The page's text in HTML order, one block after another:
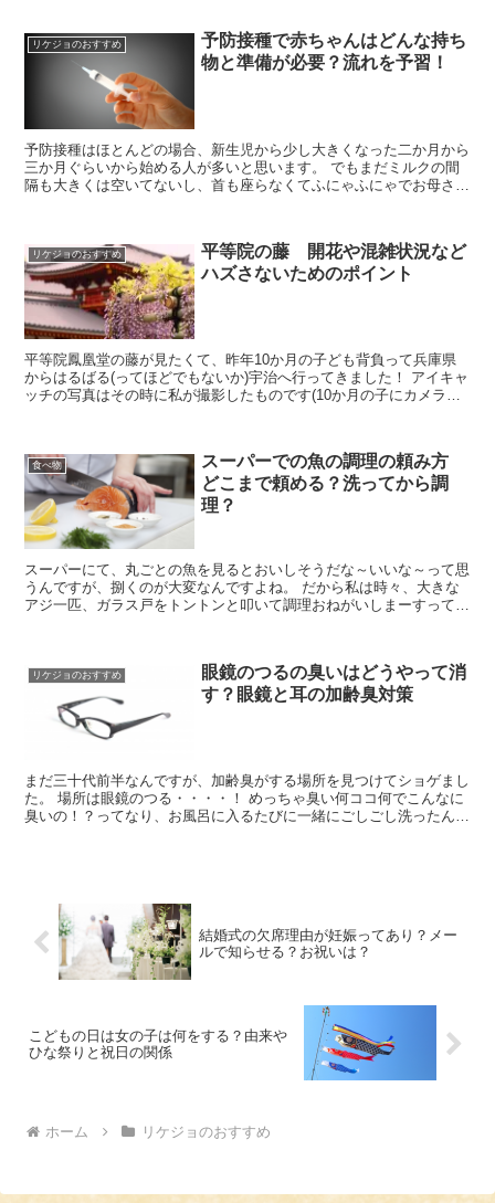
リケジョのおすすめ
予防接種で赤ちゃんはどんな持ち
物と準備が必要？流れを予習！
予防接種はほとんどの場合、新生児から少し大きくなった二か月から
三か月ぐらいから始める人が多いと思います。 でもまだミルクの間
隔も大きくは空いてないし、首も座らなくてふにゃふにゃでお母さん
リケジョのおすすめ
平等院の藤 開花や混雑状況など
ハズさないためのポイント
平等院鳳凰堂の藤が見たくて、昨年10か月の子ども背負って兵庫県
からはるばる(ってほどでもないか)宇治へ行ってきました！ アイキャ
ッチの写真はその時に私が撮影したものです(10か月の子にカメラの
食べ物
スーパーでの魚の調理の頼み方
どこまで頼める？洗ってから調
理？
スーパーにて、丸ごとの魚を見るとおいしそうだな～いいな～って思
うんですが、捌くのが大変なんですよね。 だから私は時々、大きな
アジ一匹、ガラス戸をトントンと叩いて調理おねがいしまーすって声
リケジョのおすすめ
眼鏡のつるの臭いはどうやって消
す？眼鏡と耳の加齢臭対策
まだ三十代前半なんですが、加齢臭がする場所を見つけてショゲまし
た。 場所は眼鏡のつる・・・・！ めっちゃ臭い何ココ何でこんなに
臭いの！？ってなり、お風呂に入るたびに一緒にごしごし洗ったんで
結婚式の欠席理由が妊娠ってあり？メー
ルで知らせる？お祝いは？
こどもの日は女の子は何をする？由来や
ひな祭りと祝日の関係
ホーム リケジョのおすすめ